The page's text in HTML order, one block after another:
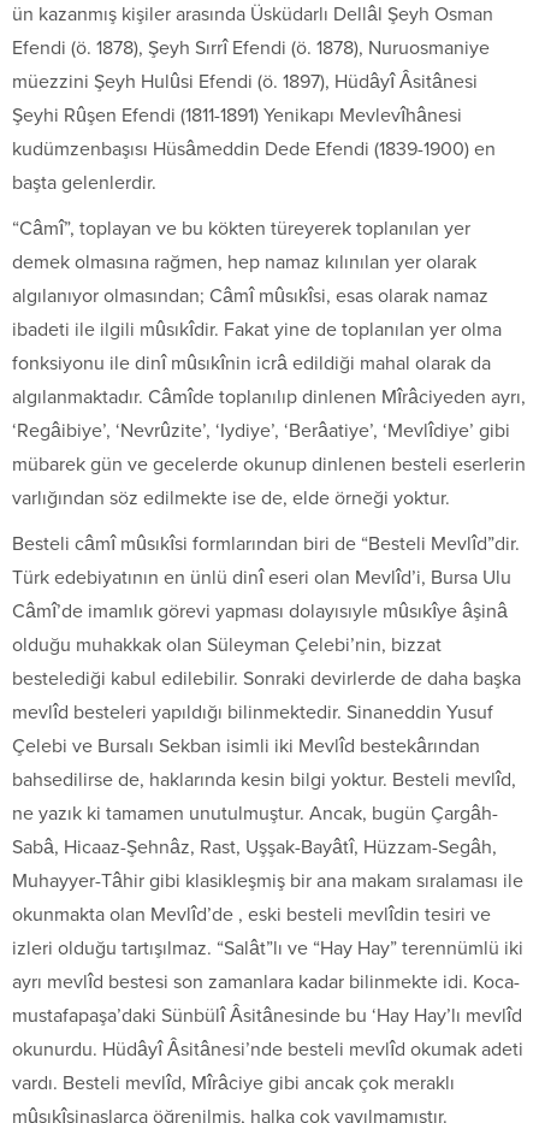
ün kazanmış kişiler arasında Üsküdarlı Dellâl Şeyh Osman
Efendi (ö. 1878), Şeyh Sırrî Efendi (ö. 1878), Nuruosmaniye
müezzini Şeyh Hulûsi Efendi (ö. 1897), Hüdâyî Âsitânesi
Şeyhi Rûşen Efendi (1811-1891) Yenikapı Mevlevîhânesi
kudümzenbaşısı Hüsâmeddin Dede Efendi (1839-1900) en
başta gelenlerdir.
“Câmî”, toplayan ve bu kökten türeyerek toplanılan yer
demek olmasına rağmen, hep namaz kılınılan yer olarak
algılanıyor olmasından; Câmî mûsıkîsi, esas olarak namaz
ibadeti ile ilgili mûsıkîdir. Fakat yine de toplanılan yer olma
fonksiyonu ile dinî mûsıkînin icrâ edildiği mahal olarak da
algılanmaktadır. Câmîde toplanılıp dinlenen Mîrâciyeden ayrı,
‘Regâibiye’, ‘Nevrûzite’, ‘Iydiye’, ‘Berâatiye’, ‘Mevlîdiye’ gibi
mübarek gün ve gecelerde okunup dinlenen besteli eserlerin
varlığından söz edilmekte ise de, elde örneği yoktur.
Besteli câmî mûsıkîsi formlarından biri de “Besteli Mevlîd”dir.
Türk edebiyatının en ünlü dinî eseri olan Mevlîd’i, Bursa Ulu
Câmî’de imamlık görevi yapması dolayısıyle mûsıkîye âşinâ
olduğu muhakkak olan Süleyman Çelebi’nin, bizzat
bestelediği kabul edilebilir. Sonraki devirlerde de daha başka
mevlîd besteleri yapıldığı bilinmektedir. Sinaneddin Yusuf
Çelebi ve Bursalı Sekban isimli iki Mevlîd bestekârından
bahsedilirse de, haklarında kesin bilgi yoktur. Besteli mevlîd,
ne yazık ki tamamen unutulmuştur. Ancak, bugün Çargâh-
Sabâ, Hicaaz-Şehnâz, Rast, Uşşak-Bayâtî, Hüzzam-Segâh,
Muhayyer-Tâhir gibi klasikleşmiş bir ana makam sıralaması ile
okunmakta olan Mevlîd’de , eski besteli mevlîdin tesiri ve
izleri olduğu tartışılmaz. “Salât”lı ve “Hay Hay” terennümlü iki
ayrı mevlîd bestesi son zamanlara kadar bilinmekte idi. Koca-
mustafapaşa’daki Sünbülî Âsitânesinde bu ‘Hay Hay’lı mevlîd
okunurdu. Hüdâyî Âsitânesi’nde besteli mevlîd okumak adeti
vardı. Besteli mevlîd, Mîrâciye gibi ancak çok meraklı
mûsıkîşinaslarca öğrenilmiş, halka çok yayılmamıştır.